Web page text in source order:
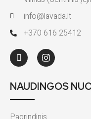
info@lavada.lt
+370 616 25412
NAUDINGOS